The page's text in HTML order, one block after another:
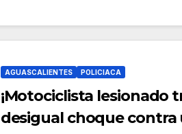
AGUASCALIENTES POLICIACA
¡Motociclista lesionado
desigual choque contra